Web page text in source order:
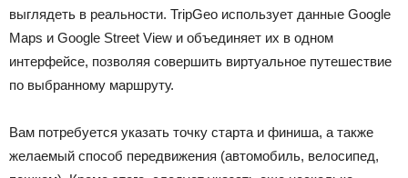
выглядеть в реальности. TripGeo использует данные Google
Maps и Google Street View и объединяет их в одном
интерфейсе, позволяя совершить виртуальное путешествие
по выбранному маршруту.
Вам потребуется указать точку старта и финиша, а также
желаемый способ передвижения (автомобиль, велосипед,